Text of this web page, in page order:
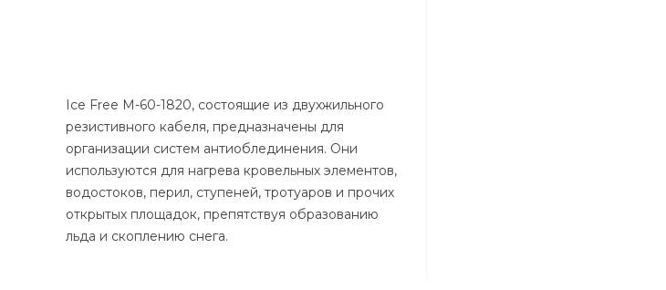
Ice Free М-60-1820, состоящие из двухжильного
резистивного кабеля, предназначены для
организации систем антиоблединения. Они
используются для нагрева кровельных элементов,
водостоков, перил, ступеней, тротуаров и прочих
открытых площадок, препятствуя образованию
льда и скоплению снега.